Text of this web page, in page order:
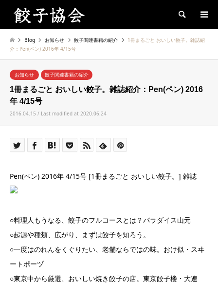
Search
Blog お知らせ 餃子関連書籍の紹介
1冊まるごと おいしい餃子。雑誌紹
介：Pen(ペン) 2016年 4/15号
お知らせ 餃子関連書籍の紹介
1冊まるごと おいしい餃子。雑誌紹介：Pen(ペン) 2016
年 4/15号
2016.04.15 / Last modified at 2020.06.24
Pen(ペン) 2016年 4/15号 [1冊まるごと おいしい餃子。] 雑誌
○料理人もうなる、餃子のフルコースとは？パラダイス山元
○起源や種類、広がり、まずは餃子を知ろう。
○一度はのれんをくぐりたい、老舗ならではの味。おけ似・スヰ
ートポーヅ
○東京中から厳選、おいしい焼き餃子の店。東京餃子楼・大連